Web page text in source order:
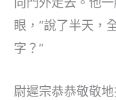
眼，“說了半天，
字？”
尉遲宗恭恭敬敬